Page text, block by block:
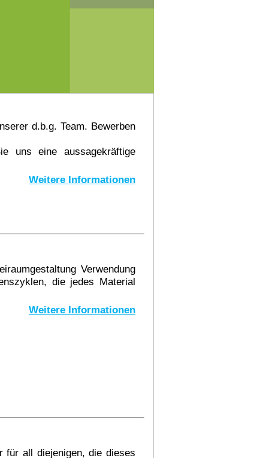
d.b.g. Team. Bewerben
uns eine aussagekräftige
Weitere Informationen
Verwendung
die jedes Material
Weitere Informationen
für all diejenigen, die dieses